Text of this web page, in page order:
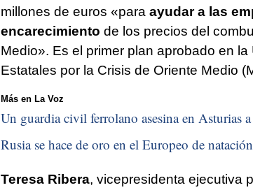
millones de euros «para ayudar a las
encarecimiento de los precios del
Medio». Es el primer plan aprobado en
Estatales por la Crisis de Oriente Medio
Más en La Voz
Un guardia civil ferrolano asesina en Asturias
Rusia se hace de oro en el Europeo de
Teresa Ribera, vicepresidenta ejecutiva